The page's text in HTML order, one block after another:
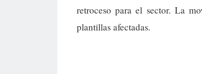
retroceso para el sector. La
plantillas afectadas.